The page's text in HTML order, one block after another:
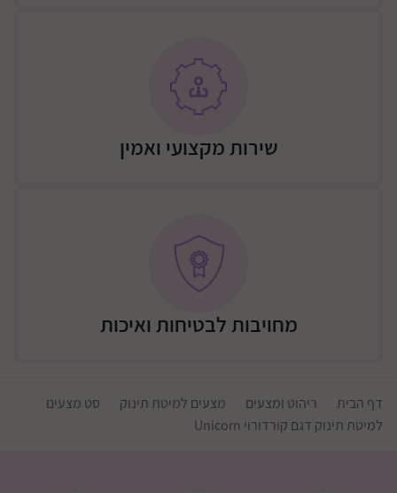
שירות מקצועי ואמין
מחויבות לבטיחות ואיכות
דף הבית ריהוט ומצעים מצעים למיטת תינוק
סט מצעים
למיטת תינוק דגם קורדורוי Unicorn